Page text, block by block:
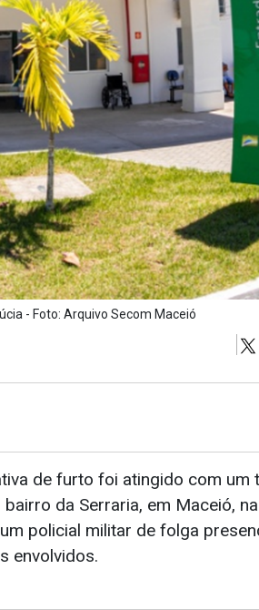
- Foto: Arquivo Secom Maceió
de furto foi atingido com um
da Serraria, em Maceió,
policial militar de folga
envolvidos.